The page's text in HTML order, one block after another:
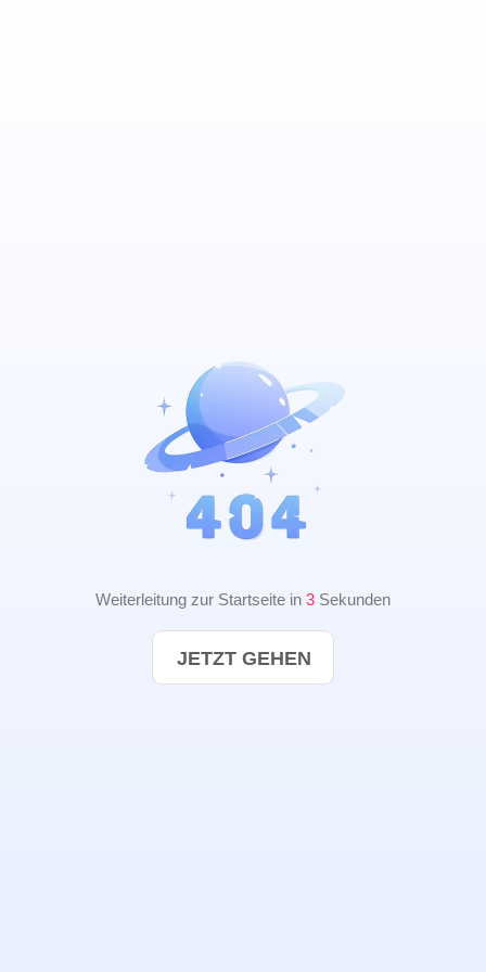
Weiterleitung zur Startseite in 3 Sekunden
JETZT GEHEN